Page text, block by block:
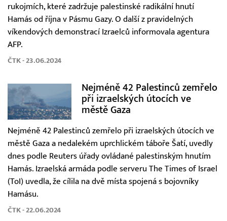
rukojmích, které zadržuje palestinské radikální hnutí
Hamás od října v Pásmu Gazy. O další z pravidelných
víkendových demonstrací Izraelců informovala agentura
AFP.
ČTK - 23.06.2024
Nejméně 42 Palestinců zemřelo
při izraelských útocích ve
městě Gaza
Nejméně 42 Palestinců zemřelo při izraelských útocích ve
městě Gaza a nedalekém uprchlickém táboře Šatí, uvedly
dnes podle Reuters úřady ovládané palestinským hnutím
Hamás. Izraelská armáda podle serveru The Times of Israel
(ToI) uvedla, že cílila na dvě místa spojená s bojovníky
Hamásu.
ČTK - 22.06.2024